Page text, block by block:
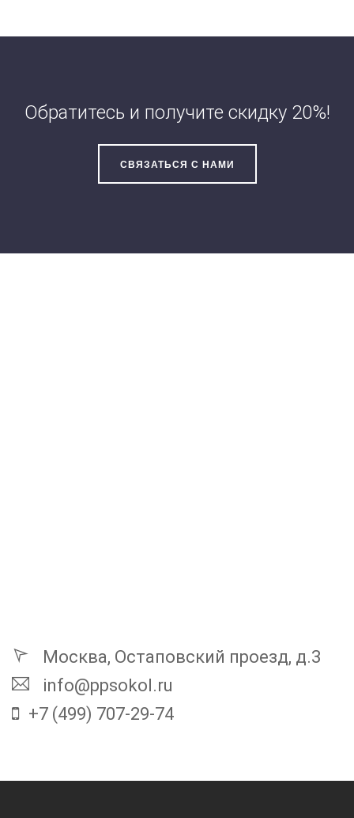
Обратитесь и получите скидку 20%!
СВЯЗАТЬСЯ С НАМИ
Москва, Остаповский проезд, д.3
info@ppsokol.ru
+7 (499) 707-29-74